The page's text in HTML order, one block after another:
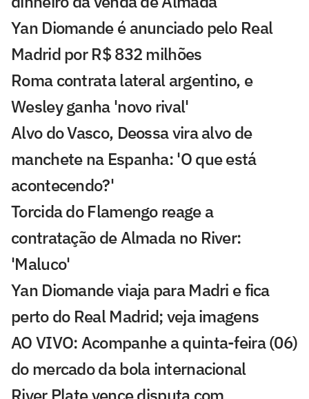
Yan Diomande é anunciado pelo Real
Madrid por R$ 832 milhões
Roma contrata lateral argentino, e
Wesley ganha 'novo rival'
Alvo do Vasco, Deossa vira alvo de
manchete na Espanha: 'O que está
acontecendo?'
Torcida do Flamengo reage a
contratação de Almada no River:
'Maluco'
Yan Diomande viaja para Madri e fica
perto do Real Madrid; veja imagens
AO VIVO: Acompanhe a quinta-feira (06)
do mercado da bola internacional